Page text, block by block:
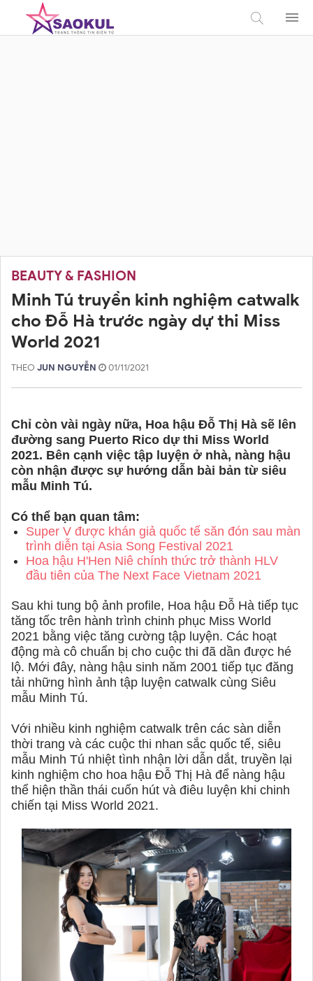
BEAUTY & FASHION
Minh Tú truyền kinh nghiệm catwalk
cho Đỗ Hà trước ngày dự thi Miss
World 2021
THEO JUN NGUYỄN 01/11/2021
Chỉ còn vài ngày nữa, Hoa hậu Đỗ Thị Hà sẽ lên
đường sang Puerto Rico dự thi Miss World
2021. Bên cạnh việc tập luyện ở nhà, nàng hậu
còn nhận được sự hướng dẫn bài bản từ siêu
mẫu Minh Tú.
Có thể bạn quan tâm:
Super V được khán giả quốc tế săn đón sau màn
trình diễn tại Asia Song Festival 2021
Hoa hậu H'Hen Niê chính thức trở thành HLV
đầu tiên của The Next Face Vietnam 2021
Sau khi tung bộ ảnh profile, Hoa hậu Đỗ Hà tiếp tục
tăng tốc trên hành trình chinh phục Miss World
2021 bằng việc tăng cường tập luyện. Các hoạt
động mà cô chuẩn bị cho cuộc thi đã dần được hé
lộ. Mới đây, nàng hậu sinh năm 2001 tiếp tục đăng
tải những hình ảnh tập luyện catwalk cùng Siêu
mẫu Minh Tú.
Với nhiều kinh nghiệm catwalk trên các sàn diễn
thời trang và các cuộc thi nhan sắc quốc tế, siêu
mẫu Minh Tú nhiệt tình nhận lời dẫn dắt, truyền lại
kinh nghiệm cho hoa hậu Đỗ Thị Hà để nàng hậu
thể hiện thần thái cuốn hút và điêu luyện khi chinh
chiến tại Miss World 2021.